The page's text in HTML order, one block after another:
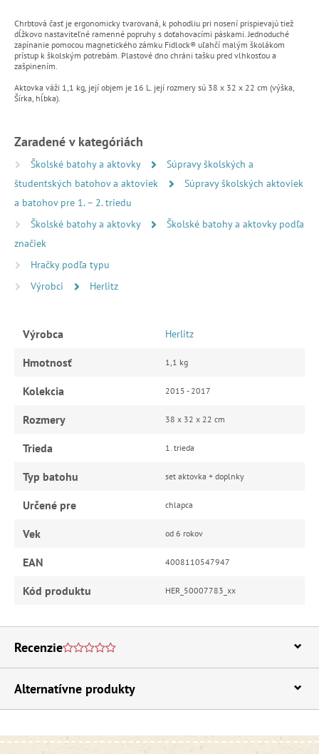
Chrbtová časť je ergonomicky tvarovaná, k pohodliu pri nosení prispievajú tiež
dĺžkovo nastaviteľné ramenné popruhy s doťahovacími páskami. Jednoduché
zapínanie pomocou magnetického zámku Fidlock® uľahčí malým školákom
prístup k školským potrebám. Plastové dno chráni tašku pred vlhkosťou a
zašpinením.
Aktovka váži 1,1 kg, její objem je 16 L. její rozmery sú 38 x 32 x 22 cm (výška,
Šírka, hĺbka).
Zaradené v kategóriách
Školské batohy a aktovky
Súpravy školských a
študentských batohov a aktoviek
Súpravy školských aktoviek
a batohov pre 1. – 2. triedu
Školské batohy a aktovky
Školské batohy a aktovky podľa
značiek
Hračky podľa typu
Výrobci
Herlitz
Výrobca Herlitz
Hmotnosť 1,1 kg
Kolekcia 2015 - 2017
Rozmery 38 x 32 x 22 cm
Trieda 1. trieda
Typ batohu set aktovka + doplnky
Určené pre chlapca
Vek od 6 rokov
EAN 4008110547947
Kód produktu HER_50007783_xx
Recenzie
Alternatívne produkty